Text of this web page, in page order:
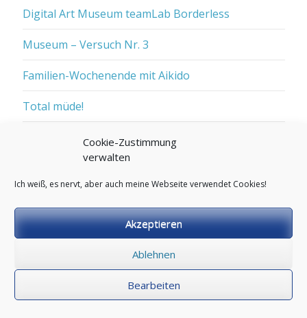
Cookie-Zustimmung
verwalten
Ich weiß, es nervt, aber auch meine Webseite verwendet Cookies!
Akzeptieren
Ablehnen
Bearbeiten
Digital Art Museum teamLab Borderless
Museum – Versuch Nr. 3
Familien-Wochenende mit Aikido
Total müde!
Taifun Warnung
Archiv
Oktober 2025